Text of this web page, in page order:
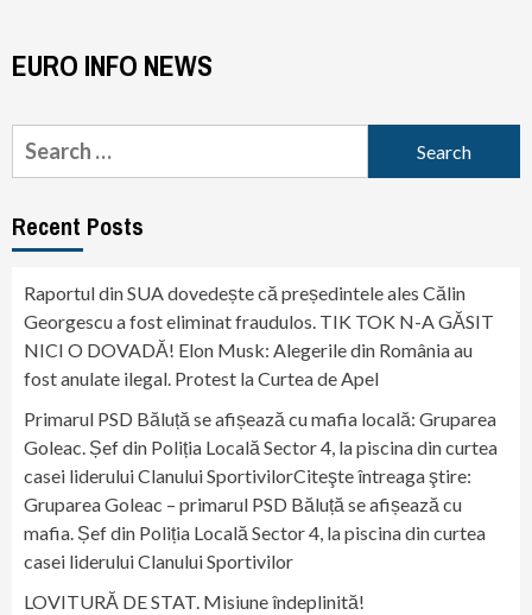
EURO INFO NEWS
Search
for:
Recent Posts
Raportul din SUA dovedește că președintele ales Călin
Georgescu a fost eliminat fraudulos. TIK TOK N-A GĂSIT
NICI O DOVADĂ! Elon Musk: Alegerile din România au
fost anulate ilegal. Protest la Curtea de Apel
Primarul PSD Băluță se afișează cu mafia locală: Gruparea
Goleac. Șef din Poliția Locală Sector 4, la piscina din curtea
casei liderului Clanului SportivilorCiteşte întreaga ştire:
Gruparea Goleac – primarul PSD Băluță se afișează cu
mafia. Șef din Poliția Locală Sector 4, la piscina din curtea
casei liderului Clanului Sportivilor
LOVITURĂ DE STAT. Misiune îndeplinită!